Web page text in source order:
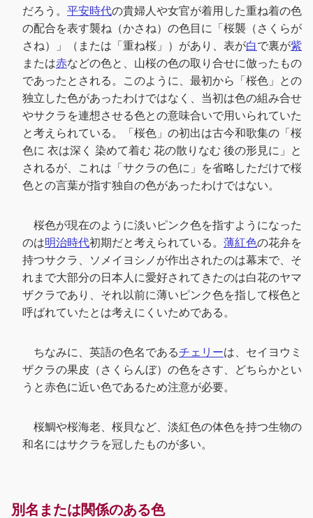
だろう。 平安時代の貴婦人や女官が着用した重ね着の色
の配合を表す襲ね（かさね）の色目に「桜襲（さくらが
さね）」（または「重ね桜」）があり、表が白で裏が紫
または赤などの色と、山桜の色の取り合せに倣ったもの
であったとされる。このように、最初から「桜色」との
独立した色があったわけではなく、当初は色の組み合せ
やサクラを連想させる色との意味合いで用いられていた
と考えられている。「桜色」の初出は古今和歌集の「桜
色に 衣は深く 染めて着む 花の散りなむ 後の形見に」と
されるが、これは「サクラの色に」を省略しただけで桜
色との言葉が指す独自の色があったわけではない。
桜色が現在のように淡いピンク色を指すようになった
のは明治時代初期だと考えられている。 薄紅色の花弁を
持つサクラ、ソメイヨシノが作出されたのは幕末で、そ
れまで大部分の日本人に愛好されてきたのは白花のヤマ
ザクラであり、それ以前に薄いピンク色を指して桜色と
呼ばれていたとは考えにくいためである。
ちなみに、英語の色名であるチェリーは、セイヨウミ
ザクラの果皮（さくらんぼ）の色をさす、どちらかとい
うと赤色に近い色であるため注意が必要。
桜鯛や桜海老、桜貝など、淡紅色の体色を持つ生物の
和名にはサクラを冠したものが多い。
別名または関係のある色